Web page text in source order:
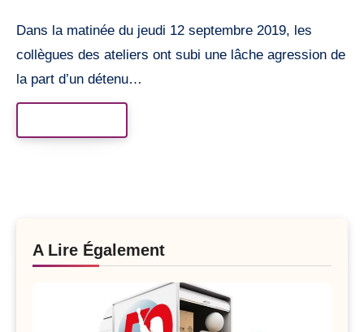
Dans la matinée du jeudi 12 septembre 2019, les
collègues des ateliers ont subi une lâche agression de
la part d’un détenu…
A Lire Également